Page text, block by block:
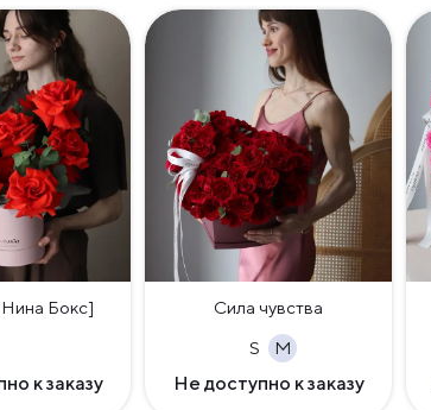
Бокс]
к заказу
Сила чувства
S
M
Не доступно к заказу